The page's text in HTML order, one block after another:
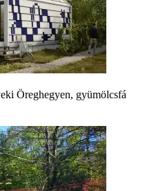
Öreghegyen, gyümölcsfá